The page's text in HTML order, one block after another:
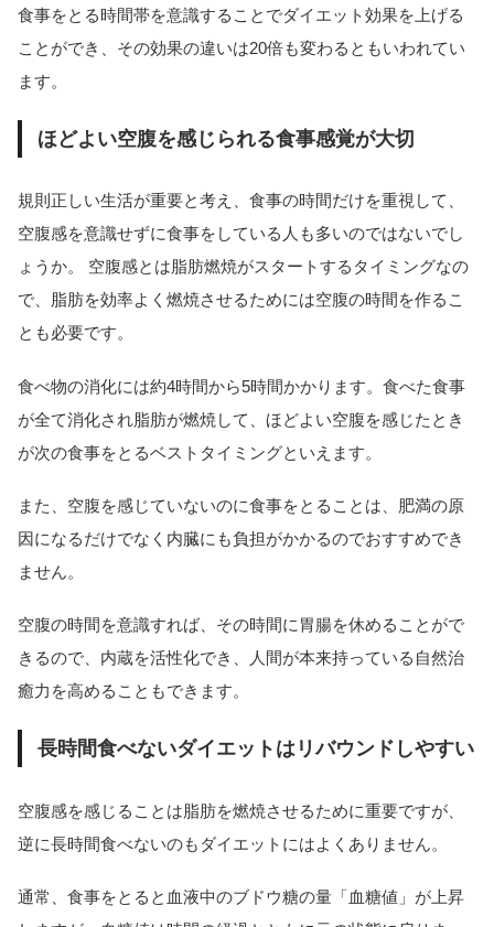
食事をとる時間帯を意識することでダイエット効果を上げる
ことができ、その効果の違いは20倍も変わるともいわれてい
ます。
ほどよい空腹を感じられる食事感覚が大切
規則正しい生活が重要と考え、食事の時間だけを重視して、
空腹感を意識せずに食事をしている人も多いのではないでし
ょうか。 空腹感とは脂肪燃焼がスタートするタイミングなの
で、脂肪を効率よく燃焼させるためには空腹の時間を作るこ
とも必要です。
食べ物の消化には約4時間から5時間かかります。食べた食事
が全て消化され脂肪が燃焼して、ほどよい空腹を感じたとき
が次の食事をとるベストタイミングといえます。
また、空腹を感じていないのに食事をとることは、肥満の原
因になるだけでなく内臓にも負担がかかるのでおすすめでき
ません。
空腹の時間を意識すれば、その時間に胃腸を休めることがで
きるので、内蔵を活性化でき、人間が本来持っている自然治
癒力を高めることもできます。
長時間食べないダイエットはリバウンドしやすい
空腹感を感じることは脂肪を燃焼させるために重要ですが、
逆に長時間食べないのもダイエットにはよくありません。
通常、食事をとると血液中のブドウ糖の量「血糖値」が上昇